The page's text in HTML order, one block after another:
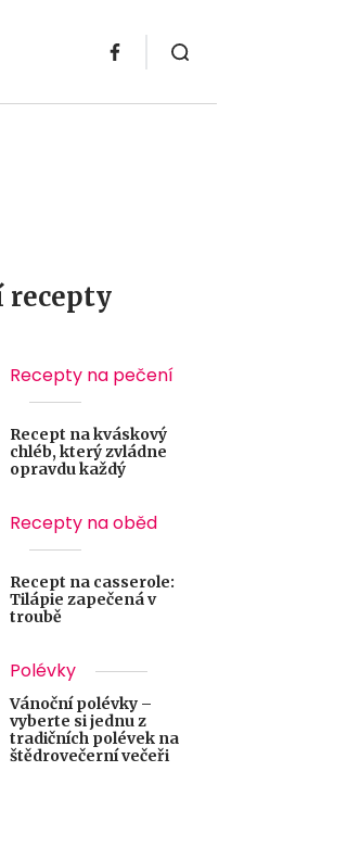
recepty
Recepty na pečení
Recept na kváskový
chléb, který zvládne
opravdu každý
Recepty na oběd
Recept na casserole:
Tilápie zapečená v
troubě
Polévky
Vánoční polévky –
vyberte si jednu z
tradičních polévek na
štědrovečerní večeři